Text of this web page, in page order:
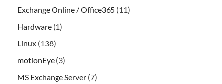
Exchange Online / Office365 (11)
Hardware (1)
Linux (138)
motionEye (3)
MS Exchange Server (7)